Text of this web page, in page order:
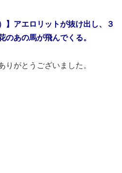
】アエロリットが抜け出し、３
のあの馬が飛んでくる。
りがとうございました。